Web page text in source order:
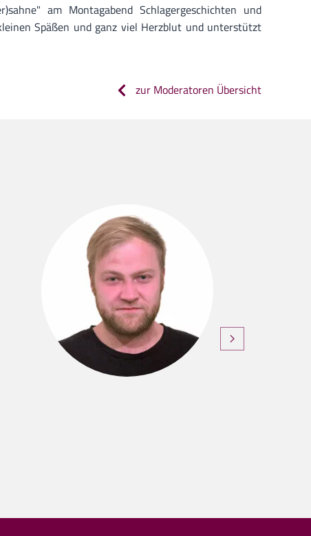
am Montagabend Schlagergeschichten und
Späßen und ganz viel Herzblut und unterstützt
zur Moderatoren Übersicht